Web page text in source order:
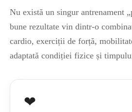
Nu există un singur antrenament
bune rezultate vin dintr-o
cardio, exerciții de forță,
adaptată condiției fizice și
❤